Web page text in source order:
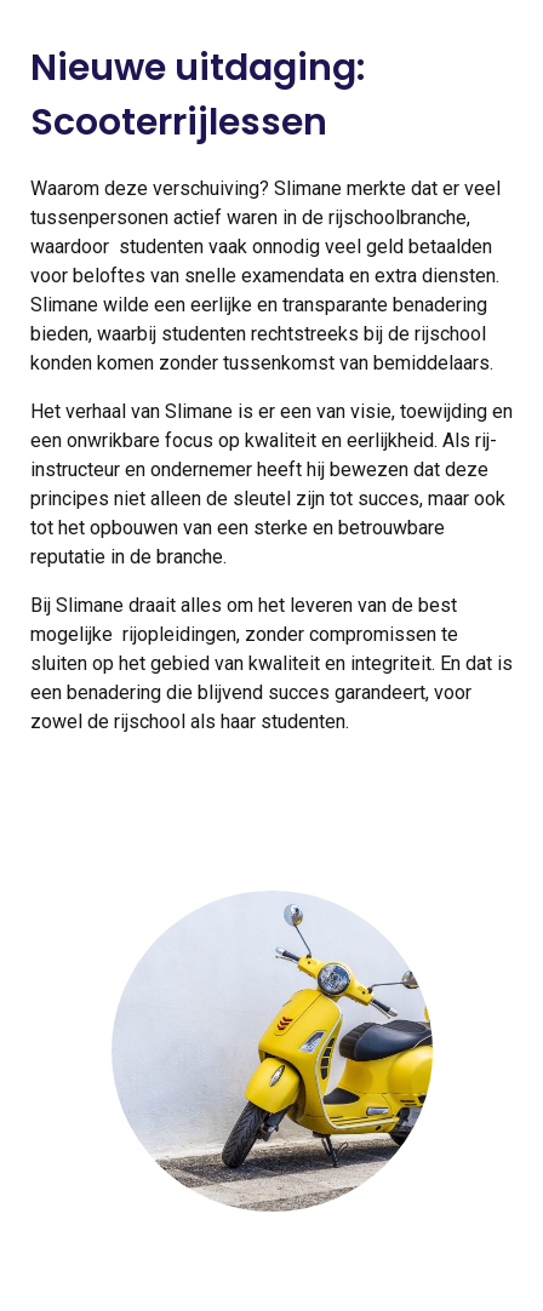
Nieuwe uitdaging:
Scooterrijlessen
Waarom deze verschuiving? Slimane merkte dat er veel
tussenpersonen actief waren in de rijschoolbranche,
waardoor studenten vaak onnodig veel geld betaalden
voor beloftes van snelle examendata en extra diensten.
Slimane wilde een eerlijke en transparante benadering
bieden, waarbij studenten rechtstreeks bij de rijschool
konden komen zonder tussenkomst van bemiddelaars.
Het verhaal van Slimane is er een van visie, toewijding en
een onwrikbare focus op kwaliteit en eerlijkheid. Als rij-
instructeur en ondernemer heeft hij bewezen dat deze
principes niet alleen de sleutel zijn tot succes, maar ook
tot het opbouwen van een sterke en betrouwbare
reputatie in de branche.
Bij Slimane draait alles om het leveren van de best
mogelijke rijopleidingen, zonder compromissen te
sluiten op het gebied van kwaliteit en integriteit. En dat is
een benadering die blijvend succes garandeert, voor
zowel de rijschool als haar studenten.